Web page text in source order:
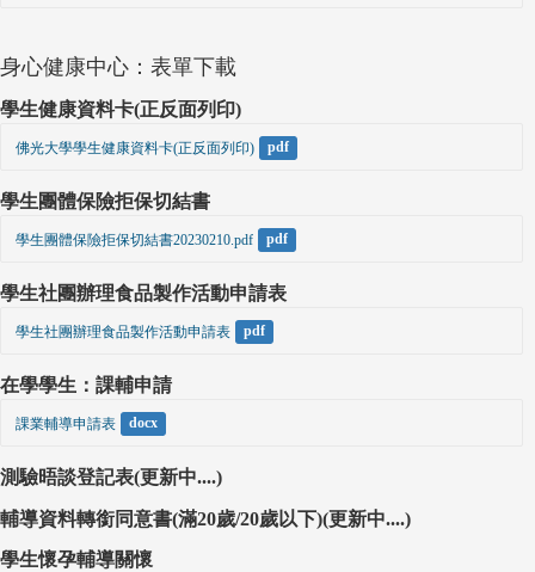
身心健康中心：表單下載
學生健康資料卡(正反面列印)
佛光大學學生健康資料卡(正反面列印) pdf
學生團體保險拒保切結書
學生團體保險拒保切結書20230210.pdf pdf
學生社團辦理食品製作活動申請表
學生社團辦理食品製作活動申請表 pdf
在學學生：課輔申請
課業輔導申請表 docx
測驗晤談登記表(更新中....)
輔導資料轉銜同意書(滿20歲/20歲以下)(更新中....)
學生懷孕輔導關懷